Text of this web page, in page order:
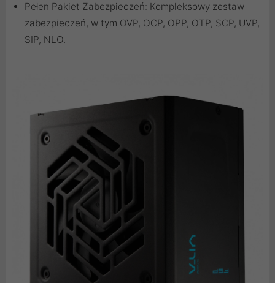
Pełen Pakiet Zabezpieczeń: Kompleksowy zestaw
zabezpieczeń, w tym OVP, OCP, OPP, OTP, SCP, UVP,
SIP, NLO.